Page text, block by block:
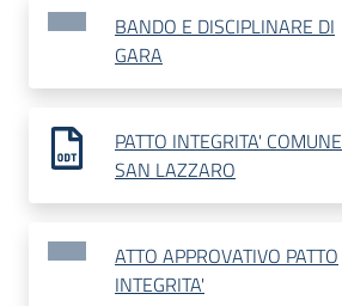
BANDO E DISCIPLINARE DI
GARA
PATTO INTEGRITA' COMUNE
SAN LAZZARO
ATTO APPROVATIVO PATTO
INTEGRITA'